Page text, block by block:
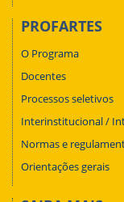
PROFARTES
O Programa
Docentes
Processos seletivos
Interinstitucional /
Normas e
Orientações gerais